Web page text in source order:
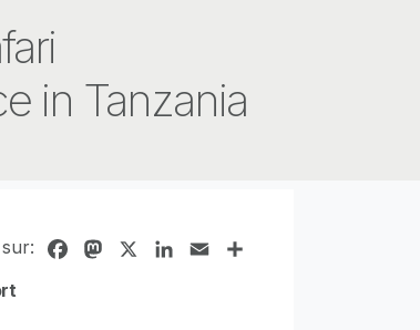
in Tanzania
FacebookMastodonLinkedIn
Email